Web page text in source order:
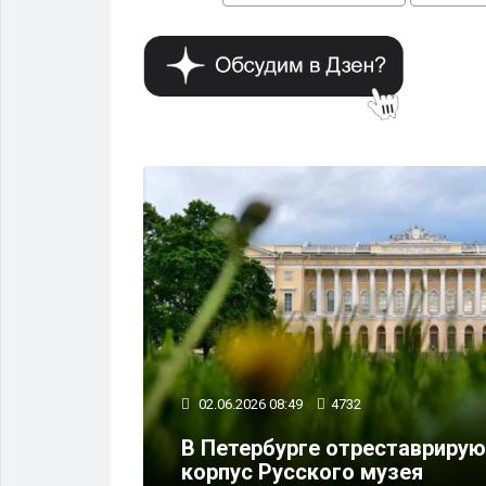
02.06.2026 08:49 4732
В Петербурге
корпус Русского музея